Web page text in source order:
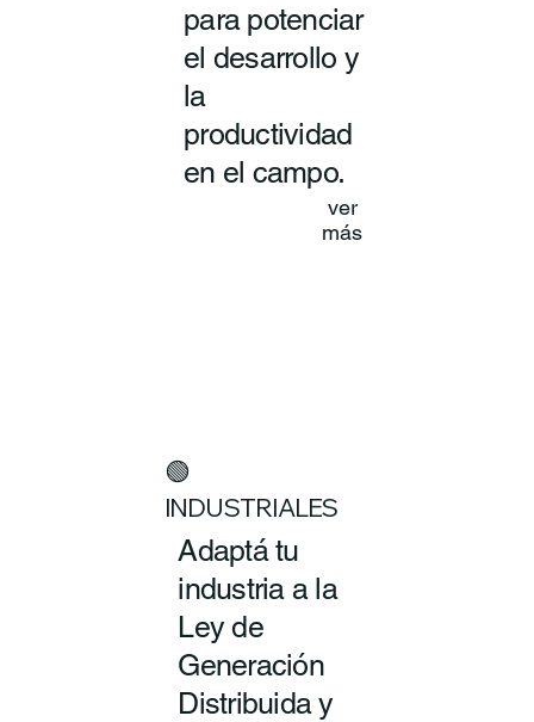
para potenciar
el desarrollo y
la
productividad
en el campo.
ver
más
🟢
INDUSTRIALES
Adaptá tu
industria a la
Ley de
Generación
Distribuida y